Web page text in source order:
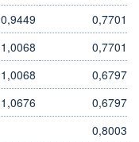
0,9449
0,7701
1,0068
0,7701
1,0068
0,6797
1,0676
0,6797
0,8003